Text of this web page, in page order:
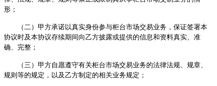
形；
（二）甲方承诺以真实身份参与柜台市场交易业务，保证签署本
协议时及本协议存续期间向乙方披露或提供的信息和资料真实、准
确、完整；
（三）甲方自愿遵守有关柜台市场交易业务的法律法规、规章、
规则等的规定，以及乙方制定的相关业务规定；